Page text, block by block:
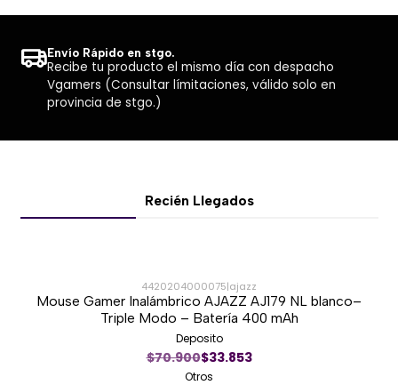
Envío Rápido en stgo.
Recibe tu producto el mismo día con despacho
Vgamers (Consultar límitaciones, válido solo en
provincia de stgo.)
Recién Llegados
-51%
4420204000075|ajazz
Mouse Gamer Inalámbrico AJAZZ AJ179 NL blanco–
Triple Modo – Batería 400 mAh
Deposito
$70.900$33.853
Otros